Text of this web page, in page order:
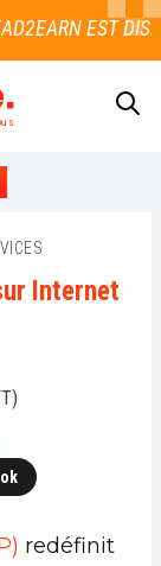
Internet
redéfinit